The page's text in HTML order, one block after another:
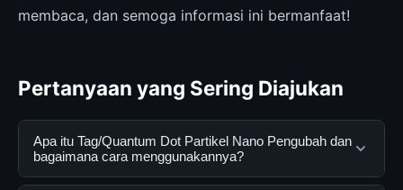
membaca, dan semoga informasi ini bermanfaat!
Pertanyaan yang Sering Diajukan
Apa itu Tag/Quantum Dot Partikel Nano Pengubah dan
bagaimana cara menggunakannya?